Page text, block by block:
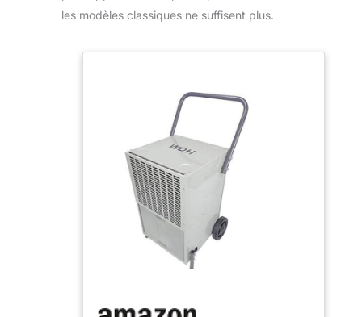
les modèles classiques ne suffisent plus.